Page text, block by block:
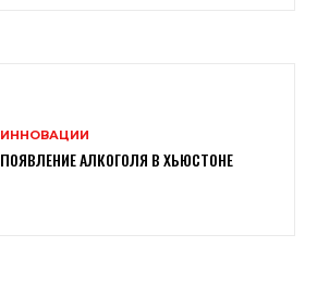
ИННОВАЦИИ
ПОЯВЛЕНИЕ АЛКОГОЛЯ В ХЬЮСТОНЕ